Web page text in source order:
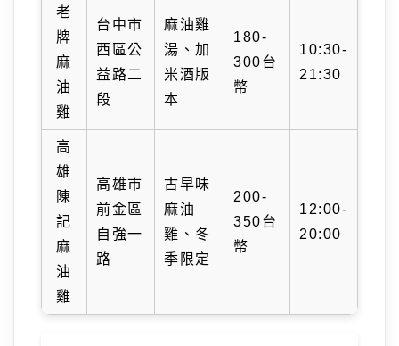
老
牌
麻
油
雞
台中市
西區公
益路二
段
麻油雞
湯、加
米酒版
本
180-
300台
幣
10:30-
21:30
高
雄
陳
記
麻
油
雞
高雄市
前金區
自強一
路
古早味
麻油
雞、冬
季限定
200-
350台
幣
12:00-
20:00